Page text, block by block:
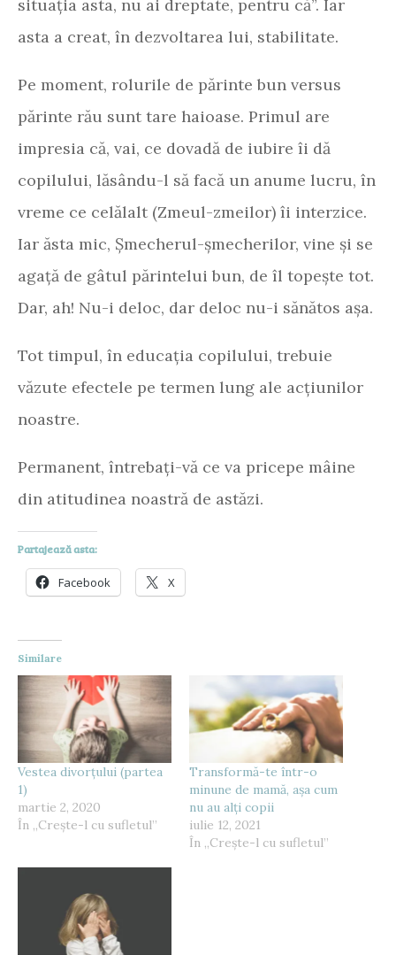
situația asta, nu ai dreptate, pentru că”. Iar
asta a creat, în dezvoltarea lui, stabilitate.
Pe moment, rolurile de părinte bun versus
părinte rău sunt tare haioase. Primul are
impresia că, vai, ce dovadă de iubire îi dă
copilului, lăsându-l să facă un anume lucru, în
vreme ce celălalt (Zmeul-zmeilor) îi interzice.
Iar ăsta mic, Șmecherul-șmecherilor, vine și se
agață de gâtul părintelui bun, de îl topește tot.
Dar, ah! Nu-i deloc, dar deloc nu-i sănătos așa.
Tot timpul, în educația copilului, trebuie
văzute efectele pe termen lung ale acțiunilor
noastre.
Permanent, întrebați-vă ce va pricepe mâine
din atitudinea noastră de astăzi.
Partajează asta:
Facebook X
Similare
Vestea divorțului (partea
1)
martie 2, 2020
În „Crește-l cu sufletul”
Transformă-te într-o
minune de mamă, așa cum
nu au alți copii
iulie 12, 2021
În „Crește-l cu sufletul”